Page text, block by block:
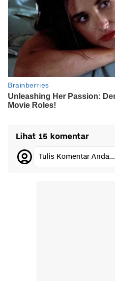
Lihat 15 komentar
Tulis Komentar Anda...